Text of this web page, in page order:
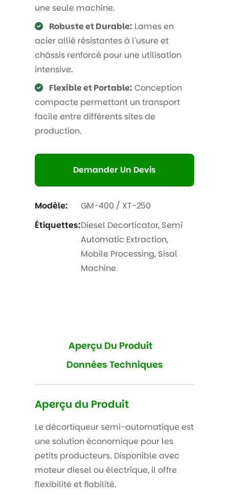
une seule machine.
Robuste et Durable: Lames en
acier allié résistantes à l'usure et
châssis renforcé pour une utilisation
intensive.
Flexible et Portable: Conception
compacte permettant un transport
facile entre différents sites de
production.
Demander Un Devis
Modèle:
GM-400 / XT-250
Étiquettes:Diesel Decorticator, Semi
Automatic Extraction,
Mobile Processing, Sisal
Machine
Aperçu Du Produit
Données Techniques
Aperçu du Produit
Le décortiqueur semi-automatique est
une solution économique pour les
petits producteurs. Disponible avec
moteur diesel ou électrique, il offre
flexibilité et fiabilité.